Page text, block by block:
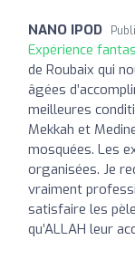
NANO IPOD
Expérience
de Roubaix qui
âgées
meilleures
Mekkah et
mosquées. Les
organisées. Je
vraiment
satisfaire les
qu’ALLAH leur